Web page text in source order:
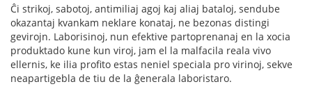
Ĉi strikoj, sabotoj, antimiliaj agoj kaj aliaj bataloj, sendube
okazantaj kvankam neklare konataj, ne bezonas distingi
gevirojn. Laborisinoj, nun efektive partoprenanaj en la xocia
produktado kune kun viroj, jam el la malfacila reala vivo
ellernis, ke ilia profito estas neniel speciala pro virinoj, sekve
neapartigebla de tiu de la ĝenerala laboristaro.